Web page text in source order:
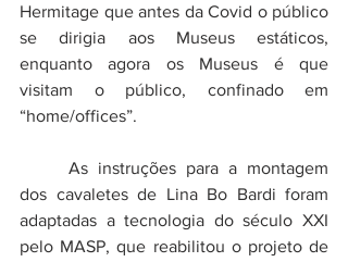
Hermitage que antes da Covid o público
se dirigia aos Museus estáticos,
enquanto agora os Museus é que
visitam o público, confinado em
“home/offices”.
dos cavaletes de Lina Bo Bardi foram
adaptadas a tecnologia do século XXI
pelo MASP, que reabilitou o projeto de